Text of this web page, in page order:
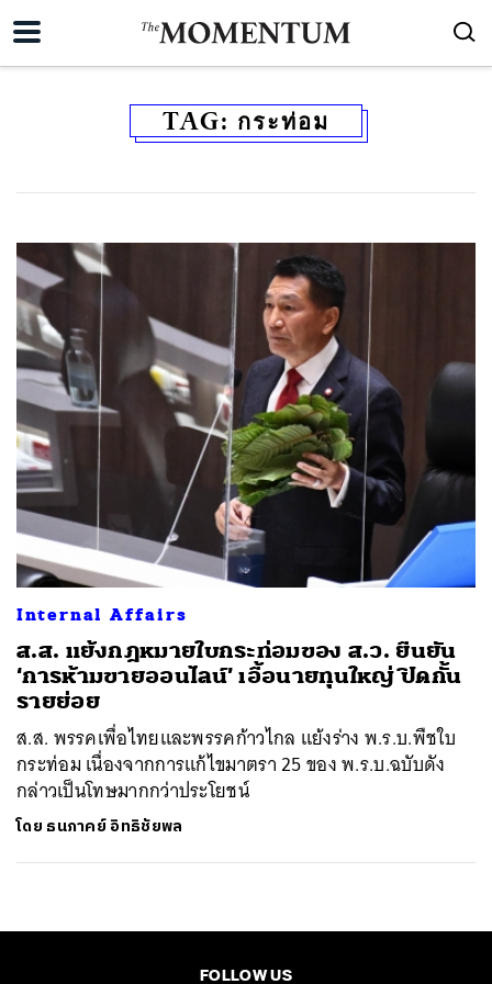
TAG: กระท่อม
Internal Affairs
ส.ส. แย้งกฎหมายใบกระท่อมของ ส.ว. ยืนยัน
‘การห้ามขายออนไลน์’ เอื้อนายทุนใหญ่ ปิดกั้น
รายย่อย
ส.ส. พรรคเพื่อไทยและพรรคก้าวไกล แย้งร่าง พ.ร.บ.พืชใบ
กระท่อม เนื่องจากการแก้ไขมาตรา 25 ของ พ.ร.บ.ฉบับดัง
กล่าวเป็นโทษมากกว่าประโยชน์
โดย ธนภาคย์ อิทธิชัยพล
FOLLOW US
ค้นหา
SHARE TWEET LINE EMAIL